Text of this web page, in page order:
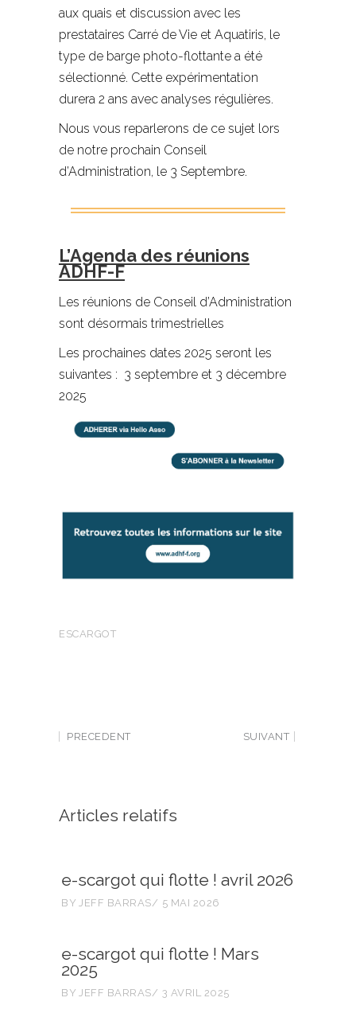
aux quais et discussion avec les
prestataires Carré de Vie et Aquatiris, le
type de barge photo-flottante a été
sélectionné. Cette expérimentation
durera 2 ans avec analyses régulières.
Nous vous reparlerons de ce sujet lors
de notre prochain Conseil
d’Administration, le 3 Septembre.
L’Agenda des réunions
ADHF-F
Les réunions de Conseil d’Administration
sont désormais trimestrielles
Les prochaines dates 2025 seront les
suivantes : 3 septembre et 3 décembre
2025
ESCARGOT
PRECEDENT SUIVANT
Articles relatifs
e-scargot qui flotte ! avril 2026
BY JEFF BARRAS 5 MAI 2026
e-scargot qui flotte ! Mars
2025
BY JEFF BARRAS 3 AVRIL 2025